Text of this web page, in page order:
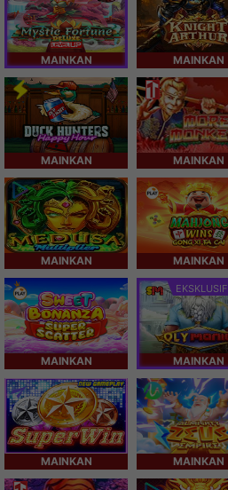
MAINKAN MAINKAN
MAINKAN MAINKAN
MAINKAN MAINKAN
MAINKAN
EKSKLUSIF
MAINKAN
MAINKAN MAINKAN